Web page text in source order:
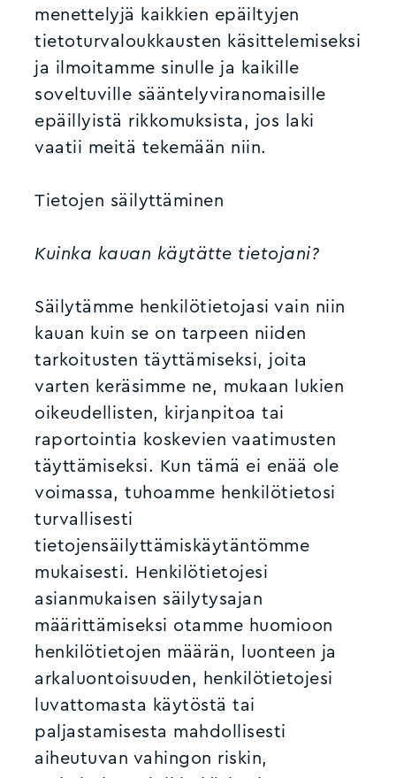
menettelyjä kaikkien epäiltyjen
tietoturvaloukkausten käsittelemiseksi
ja ilmoitamme sinulle ja kaikille
soveltuville sääntelyviranomaisille
epäillyistä rikkomuksista, jos laki
vaatii meitä tekemään niin.
Tietojen säilyttäminen
Kuinka kauan käytätte tietojani?
Säilytämme henkilötietojasi vain niin
kauan kuin se on tarpeen niiden
tarkoitusten täyttämiseksi, joita
varten keräsimme ne, mukaan lukien
oikeudellisten, kirjanpitoa tai
raportointia koskevien vaatimusten
täyttämiseksi. Kun tämä ei enää ole
voimassa, tuhoamme henkilötietosi
turvallisesti
tietojensäilyttämiskäytäntömme
mukaisesti. Henkilötietojesi
asianmukaisen säilytysajan
määrittämiseksi otamme huomioon
henkilötietojen määrän, luonteen ja
arkaluontoisuuden, henkilötietojesi
luvattomasta käytöstä tai
paljastamisesta mahdollisesti
aiheutuvan vahingon riskin,